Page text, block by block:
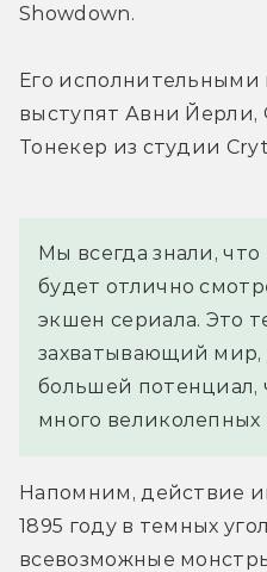
Showdown.
Его
выступят Авни
Тонекер из студии
Мы всегда знали,
будет отлично
экшен сериала. Это
захватывающий мир,
большей потенциал,
много великолепных
Напомним, действие
1895 году в темных
всевозможные